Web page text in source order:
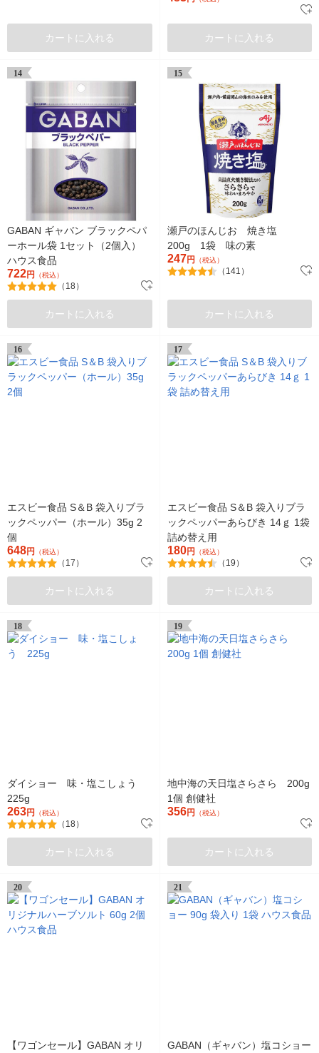
カートに入れる カートに入れる
14
GABAN ギャバン ブラックペパ
ーホール袋 1セット（2個入）
ハウス食品
722円 （税込）
（18）
カートに入れる
15
瀬戸のほんじお 焼き塩
200g 1袋 味の素
247円 （税込）
（141）
カートに入れる
16
エスビー食品 S＆B 袋入りブラ
ックペッパー（ホール）35g 2
個
648円 （税込）
（17）
カートに入れる
17
エスビー食品 S＆B 袋入りブラ
ックペッパーあらびき 14ｇ 1袋
詰め替え用
180円 （税込）
（19）
カートに入れる
18
ダイショー 味・塩こしょう
225g
263円 （税込）
（18）
カートに入れる
19
地中海の天日塩さらさら 200g
1個 創健社
356円 （税込）
カートに入れる
20
【ワゴンセール】GABAN オリ
21
GABAN（ギャバン）塩コショー